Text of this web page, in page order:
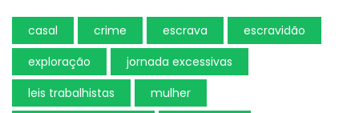
casal crime escrava
escravidão
exploração
jornada excessivas
leis trabalhistas
mulher